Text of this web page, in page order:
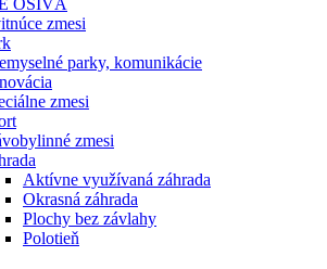
OSIVÁ
zmesi
parky, komunikácie
zmesi
zmesi
Aktívne využívaná záhrada
Okrasná záhrada
Plochy bez závlahy
Polotieň